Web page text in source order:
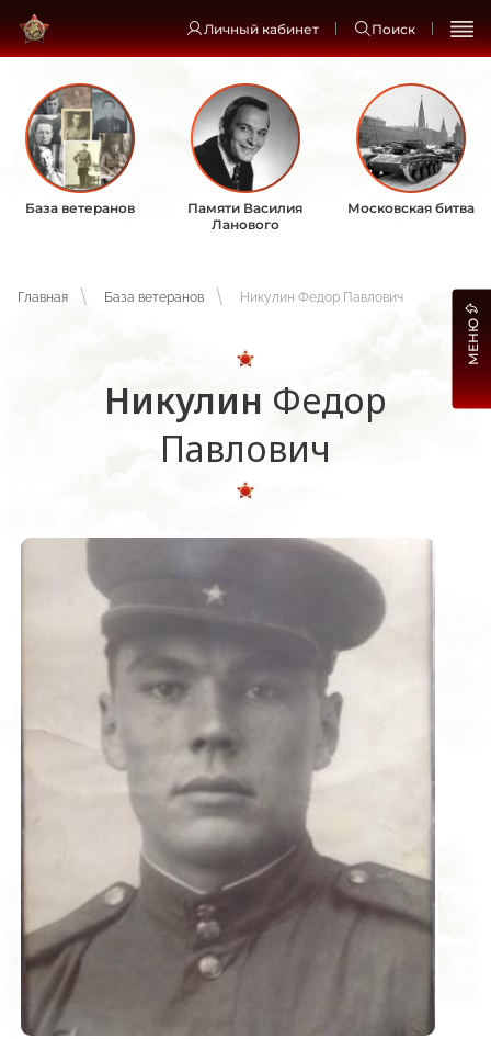
Личный кабинет Поиск
База ветеранов
Памяти Василия
Ланового
Московская битва
Главная База ветеранов Никулин Федор Павлович
Никулин Федор
Павлович
МЕНЮ